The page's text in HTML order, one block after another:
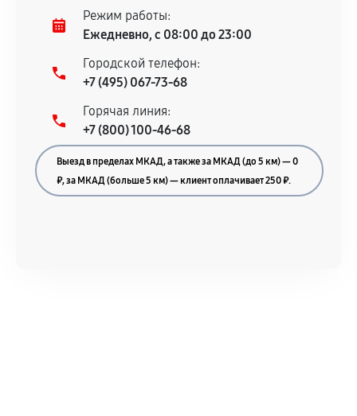
Режим работы:
Ежедневно, с 08:00 до 23:00
Городской телефон:
+7 (495) 067-73-68
Горячая линия:
+7 (800) 100-46-68
Выезд в пределах МКАД, а также за МКАД (до 5 км) — 0
₽, за МКАД (больше 5 км) — клиент оплачивает 250 ₽.